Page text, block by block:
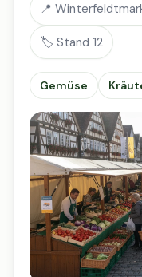
📍
🏷️ Stand 12
Gemüse